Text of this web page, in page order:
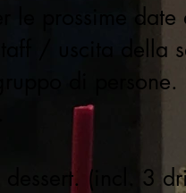
le prossime date
/ uscita della
di persone.
(incl. 3